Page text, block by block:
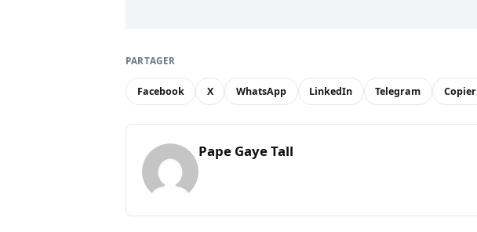
PARTAGER
Facebook X WhatsApp LinkedIn Telegram Copier
Pape Gaye Tall